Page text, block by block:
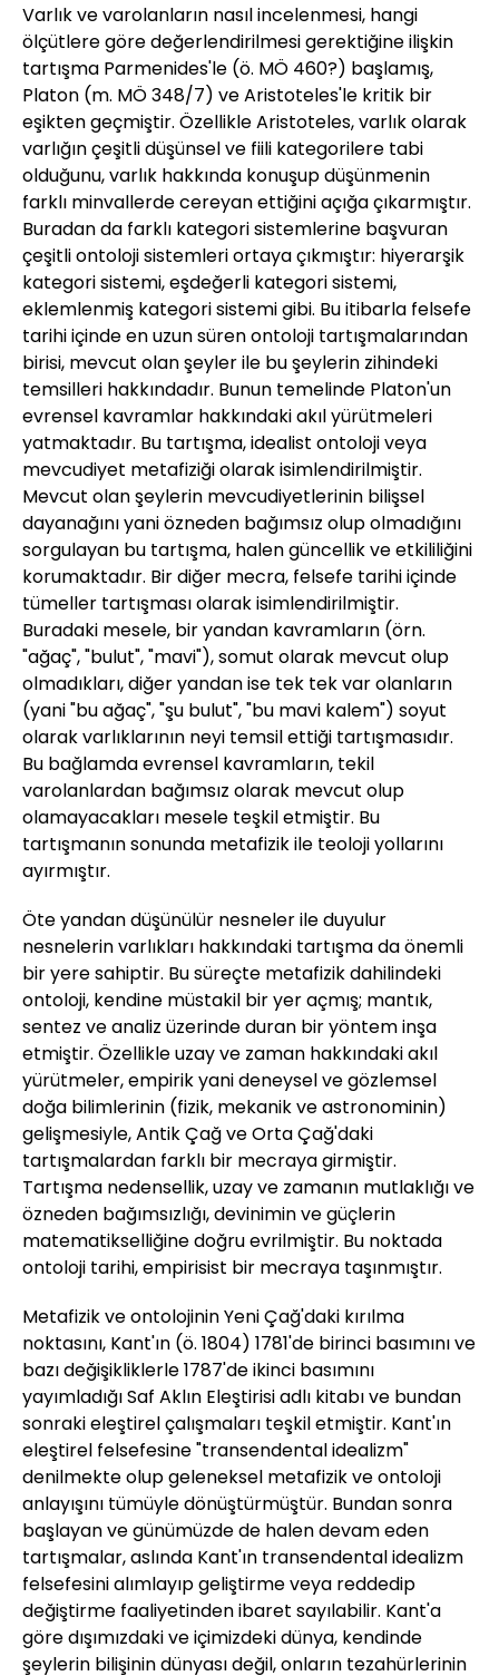
Varlık ve varolanların nasıl incelenmesi, hangi
ölçütlere göre değerlendirilmesi gerektiğine ilişkin
tartışma Parmenides'le (ö. MÖ 460?) başlamış,
Platon (m. MÖ 348/7) ve Aristoteles'le kritik bir
eşikten geçmiştir. Özellikle Aristoteles, varlık olarak
varlığın çeşitli düşünsel ve fiili kategorilere tabi
olduğunu, varlık hakkında konuşup düşünmenin
farklı minvallerde cereyan ettiğini açığa çıkarmıştır.
Buradan da farklı kategori sistemlerine başvuran
çeşitli ontoloji sistemleri ortaya çıkmıştır: hiyerarşik
kategori sistemi, eşdeğerli kategori sistemi,
eklemlenmiş kategori sistemi gibi. Bu itibarla felsefe
tarihi içinde en uzun süren ontoloji tartışmalarından
birisi, mevcut olan şeyler ile bu şeylerin zihindeki
temsilleri hakkındadır. Bunun temelinde Platon'un
evrensel kavramlar hakkındaki akıl yürütmeleri
yatmaktadır. Bu tartışma, idealist ontoloji veya
mevcudiyet metafiziği olarak isimlendirilmiştir.
Mevcut olan şeylerin mevcudiyetlerinin bilişsel
dayanağını yani özneden bağımsız olup olmadığını
sorgulayan bu tartışma, halen güncellik ve etkililiğini
korumaktadır. Bir diğer mecra, felsefe tarihi içinde
tümeller tartışması olarak isimlendirilmiştir.
Buradaki mesele, bir yandan kavramların (örn.
"ağaç", "bulut", "mavi"), somut olarak mevcut olup
olmadıkları, diğer yandan ise tek tek var olanların
(yani "bu ağaç", "şu bulut", "bu mavi kalem") soyut
olarak varlıklarının neyi temsil ettiği tartışmasıdır.
Bu bağlamda evrensel kavramların, tekil
varolanlardan bağımsız olarak mevcut olup
olamayacakları mesele teşkil etmiştir. Bu
tartışmanın sonunda metafizik ile teoloji yollarını
ayırmıştır.
Öte yandan düşünülür nesneler ile duyulur
nesnelerin varlıkları hakkındaki tartışma da önemli
bir yere sahiptir. Bu süreçte metafizik dahilindeki
ontoloji, kendine müstakil bir yer açmış; mantık,
sentez ve analiz üzerinde duran bir yöntem inşa
etmiştir. Özellikle uzay ve zaman hakkındaki akıl
yürütmeler, empirik yani deneysel ve gözlemsel
doğa bilimlerinin (fizik, mekanik ve astronominin)
gelişmesiyle, Antik Çağ ve Orta Çağ'daki
tartışmalardan farklı bir mecraya girmiştir.
Tartışma nedensellik, uzay ve zamanın mutlaklığı ve
özneden bağımsızlığı, devinimin ve güçlerin
matematikselliğine doğru evrilmiştir. Bu noktada
ontoloji tarihi, empirisist bir mecraya taşınmıştır.
Metafizik ve ontolojinin Yeni Çağ'daki kırılma
noktasını, Kant'ın (ö. 1804) 1781'de birinci basımını ve
bazı değişikliklerle 1787'de ikinci basımını
yayımladığı Saf Aklın Eleştirisi adlı kitabı ve bundan
sonraki eleştirel çalışmaları teşkil etmiştir. Kant'ın
eleştirel felsefesine "transendental idealizm"
denilmekte olup geleneksel metafizik ve ontoloji
anlayışını tümüyle dönüştürmüştür. Bundan sonra
başlayan ve günümüzde de halen devam eden
tartışmalar, aslında Kant'ın transendental idealizm
felsefesini alımlayıp geliştirme veya reddedip
değiştirme faaliyetinden ibaret sayılabilir. Kant'a
göre dışımızdaki ve içimizdeki dünya, kendinde
şeylerin bilişinin dünyası değil, onların tezahürlerinin